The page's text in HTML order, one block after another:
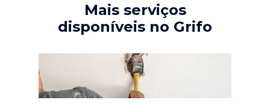
Mais serviços
disponíveis no Grifo